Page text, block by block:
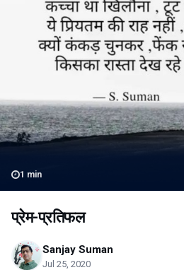
1 min
प्रेम-प्रतिफल
Sanjay Suman
Jul 25, 2020